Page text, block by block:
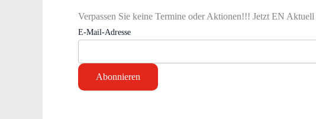
Verpassen Sie keine Termine oder Aktionen!!! Jetzt EN
E-Mail-Adresse